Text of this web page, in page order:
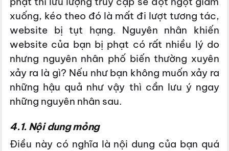
xuống, kéo theo đó là mất đi lượt tương tác,
website bị tụt hạng. Nguyên nhân khiến
website của bạn bị phạt có rất nhiều lý do
nhưng nguyên nhân phố biến thường xuyên
xảy ra là gì? Nếu như bạn không muốn xảy ra
những hậu quả như vậy thì cần lưu ý ngay
những nguyên nhân sau.
4.1. Nội dung mỏng
Điều này có nghĩa là nội dung của bạn quá